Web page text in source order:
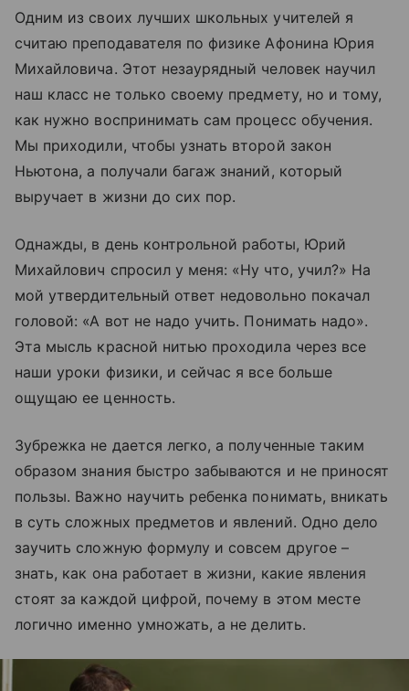
Одним из своих лучших школьных учителей я
считаю преподавателя по физике Афонина Юрия
Михайловича. Этот незаурядный человек научил
наш класс не только своему предмету, но и тому,
как нужно воспринимать сам процесс обучения.
Мы приходили, чтобы узнать второй закон
Ньютона, а получали багаж знаний, который
выручает в жизни до сих пор.
Однажды, в день контрольной работы, Юрий
Михайлович спросил у меня: «Ну что, учил?» На
мой утвердительный ответ недовольно покачал
головой: «А вот не надо учить. Понимать надо».
Эта мысль красной нитью проходила через все
наши уроки физики, и сейчас я все больше
ощущаю ее ценность.
Зубрежка не дается легко, а полученные таким
образом знания быстро забываются и не приносят
пользы. Важно научить ребенка понимать, вникать
в суть сложных предметов и явлений. Одно дело
заучить сложную формулу и совсем другое –
знать, как она работает в жизни, какие явления
стоят за каждой цифрой, почему в этом месте
логично именно умножать, а не делить.